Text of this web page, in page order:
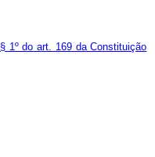
§ 1º do art. 169 da Constituição